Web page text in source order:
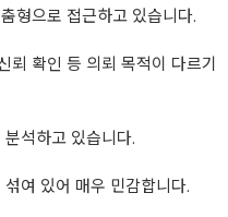
형으로 접근하고 있습니다.
뢰 확인 등 의뢰 목적이 다르기
석하고 있습니다.
여 있어 매우 민감합니다.